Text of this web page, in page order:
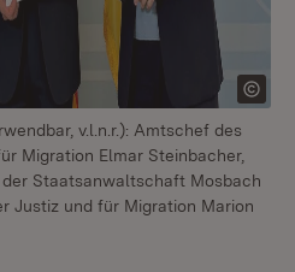
v.l.n.r.): Amtschef des
Migration Elmar Steinbacher,
Staatsanwaltschaft Mosbach
Justiz und für Migration Marion